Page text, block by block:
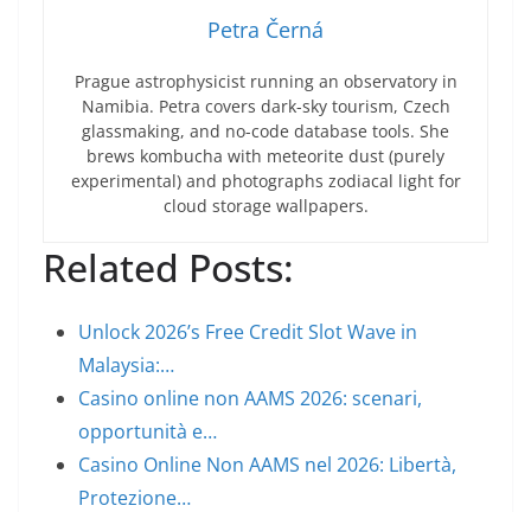
Petra Černá
Prague astrophysicist running an observatory in
Namibia. Petra covers dark-sky tourism, Czech
glassmaking, and no-code database tools. She
brews kombucha with meteorite dust (purely
experimental) and photographs zodiacal light for
cloud storage wallpapers.
Related Posts:
Unlock 2026’s Free Credit Slot Wave in
Malaysia:…
Casino online non AAMS 2026: scenari,
opportunità e…
Casino Online Non AAMS nel 2026: Libertà,
Protezione…